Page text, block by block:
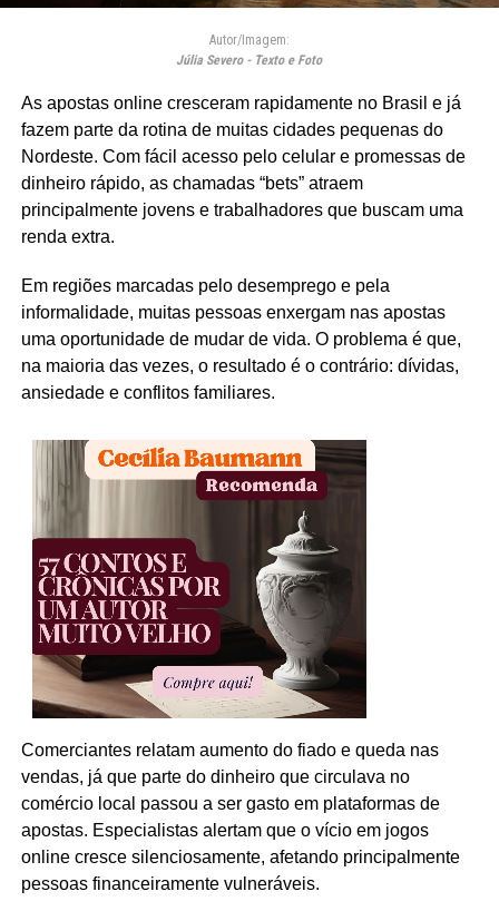
Autor/Imagem:
Júlia Severo - Texto e Foto
As apostas online cresceram rapidamente no Brasil e já
fazem parte da rotina de muitas cidades pequenas do
Nordeste. Com fácil acesso pelo celular e promessas de
dinheiro rápido, as chamadas “bets” atraem
principalmente jovens e trabalhadores que buscam uma
renda extra.
Em regiões marcadas pelo desemprego e pela
informalidade, muitas pessoas enxergam nas apostas
uma oportunidade de mudar de vida. O problema é que,
na maioria das vezes, o resultado é o contrário: dívidas,
ansiedade e conflitos familiares.
Comerciantes relatam aumento do fiado e queda nas
vendas, já que parte do dinheiro que circulava no
comércio local passou a ser gasto em plataformas de
apostas. Especialistas alertam que o vício em jogos
online cresce silenciosamente, afetando principalmente
pessoas financeiramente vulneráveis.